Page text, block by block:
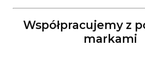
Współpracujemy z
markami